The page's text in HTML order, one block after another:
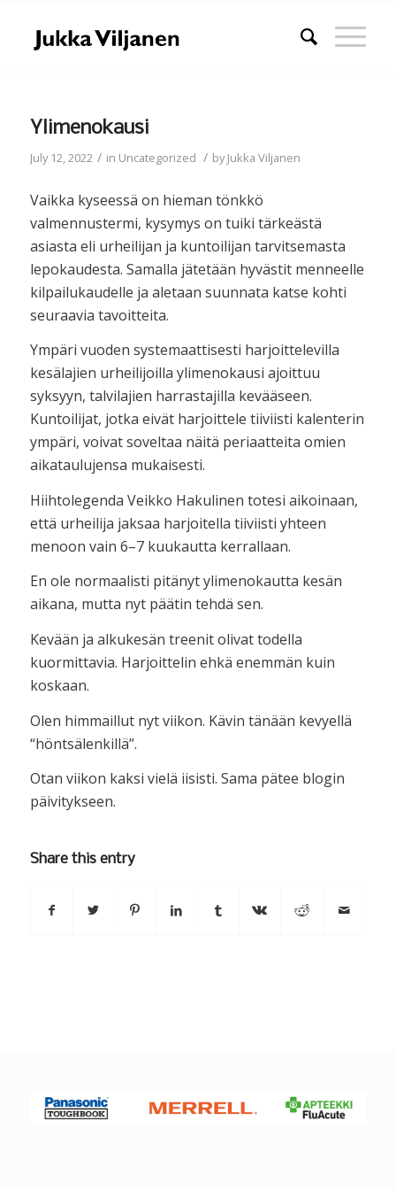
Ylimenokausi
July 12, 2022 / in Uncategorized / byJukka Viljanen
Vaikka kyseessä on hieman tönkkö
valmennustermi, kysymys on tuiki tärkeästä
asiasta eli urheilijan ja kuntoilijan tarvitsemasta
lepokaudesta. Samalla jätetään hyvästit menneelle
kilpailukaudelle ja aletaan suunnata katse kohti
seuraavia tavoitteita.
Ympäri vuoden systemaattisesti harjoittelevilla
kesälajien urheilijoilla ylimenokausi ajoittuu
syksyyn, talvilajien harrastajilla kevääseen.
Kuntoilijat, jotka eivät harjoittele tiiviisti kalenterin
ympäri, voivat soveltaa näitä periaatteita omien
aikataulujensa mukaisesti.
Hiihtolegenda Veikko Hakulinen totesi aikoinaan,
että urheilija jaksaa harjoitella tiiviisti yhteen
menoon vain 6–7 kuukautta kerrallaan.
En ole normaalisti pitänyt ylimenokautta kesän
aikana, mutta nyt päätin tehdä sen.
Kevään ja alkukesän treenit olivat todella
kuormittavia. Harjoittelin ehkä enemmän kuin
koskaan.
Olen himmaillut nyt viikon. Kävin tänään kevyellä
“höntsälenkillä”.
Otan viikon kaksi vielä iisisti. Sama pätee blogin
päivitykseen.
Share this entry